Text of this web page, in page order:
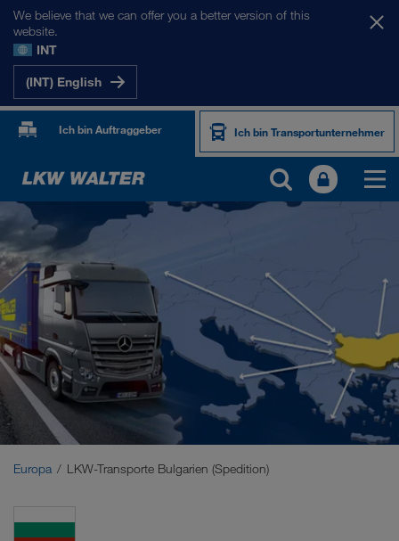
We believe that we can offer you a better version of this
website.
INT
(INT) English
Ich bin Auftraggeber Ich bin Transportunternehmer
UNSERE MÄRKTE
Europa
Zentralasien
Russland
Naher Osten
Europa LKW-Transporte Bulgarien (Spedition)